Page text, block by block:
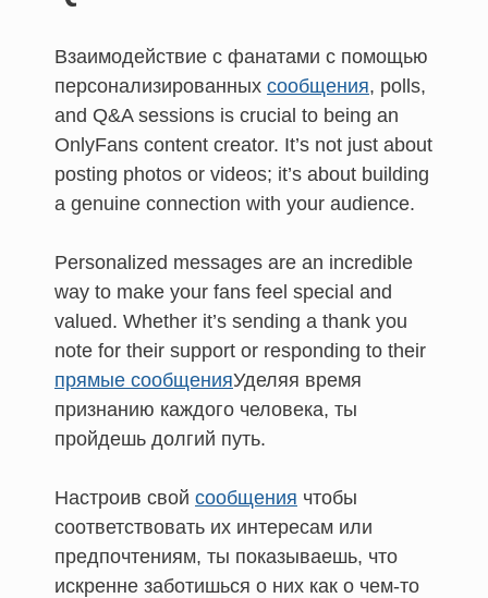
Взаимодействие с фанатами с помощью
персонализированных сообщения, polls,
and Q&A sessions is crucial to being an
OnlyFans content creator. It’s not just about
posting photos or videos; it’s about building
a genuine connection with your audience.
Personalized messages are an incredible
way to make your fans feel special and
valued. Whether it’s sending a thank you
note for their support or responding to their
прямые сообщенияУделяя время
признанию каждого человека, ты
пройдешь долгий путь.
Настроив свой сообщения чтобы
соответствовать их интересам или
предпочтениям, ты показываешь, что
искренне заботишься о них как о чем-то